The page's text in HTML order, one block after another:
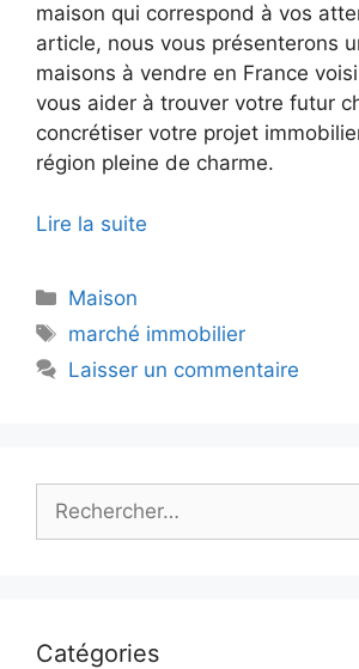
maison qui correspond à vos
article, nous vous présenterons
maisons à vendre en France
vous aider à trouver votre futur
concrétiser votre projet
région pleine de charme.
Lire la suite
Catégories
Maison
Étiquettes
marché immobilier
Laisser un commentaire
Catégories